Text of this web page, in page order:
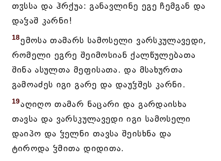
თჳსსა და ჰრქუა: განავლინე ეგე ჩემგან და
დაჴაშ კარნი!
18ემოსა თამარს სამოსელი ვარსკულავედი,
რომელი ეგრე შეიმოსიან ქალწულებათა
შინა ასულთა მეფისათა. და მსახურთა
გამოაძეს იგი გარე და დაუჴშეს კარნი.
19აღიღო თამარ ნაცარი და გარდაისხა
თავსა და ვარსკულავედი იგი სამოსელი
დაიპო და ჴელნი თავსა შეისხნა და
ტიროდა ჴმითა დიდითა.